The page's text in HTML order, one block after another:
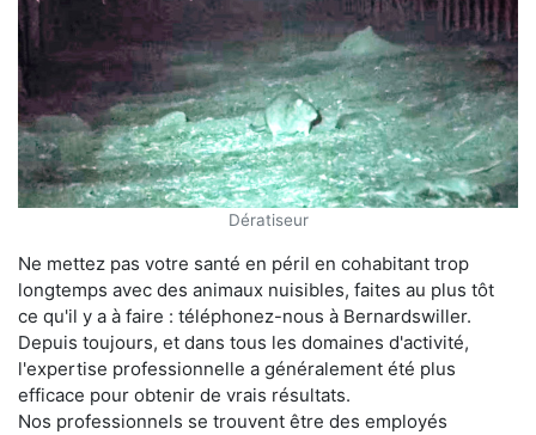
Dératiseur
Ne mettez pas votre santé en péril en cohabitant trop
longtemps avec des animaux nuisibles, faites au plus tôt
ce qu'il y a à faire : téléphonez-nous à Bernardswiller.
Depuis toujours, et dans tous les domaines d'activité,
l'expertise professionnelle a généralement été plus
efficace pour obtenir de vrais résultats.
Nos professionnels se trouvent être des employés